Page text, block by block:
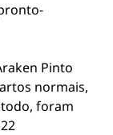
Pinto
normais,
todo, foram